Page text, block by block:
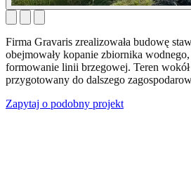
Firma Gravaris zrealizowała budowę
obejmowały kopanie zbiornika
formowanie linii brzegowej. Teren
przygotowany do dalszego
Zapytaj o podobny projekt